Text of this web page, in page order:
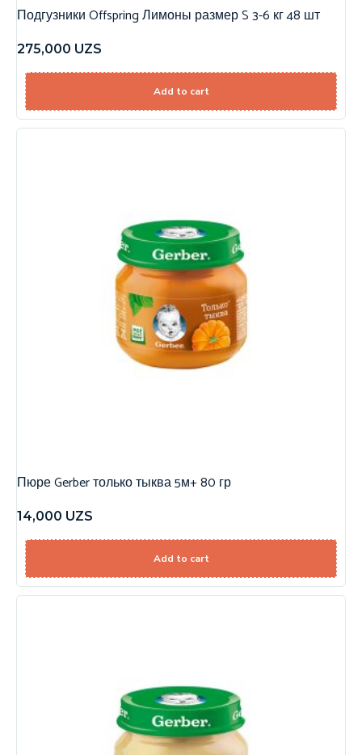
Подгузники Offspring Лимоны размер S 3-6 кг 48 шт
275,000 UZS
Add to cart
Пюре Gerber только тыква 5м+ 80 гр
14,000 UZS
Add to cart